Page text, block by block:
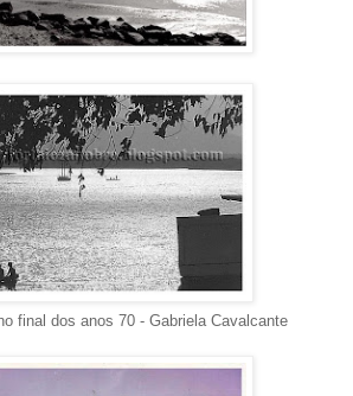
final dos anos 70 - Gabriela Cavalcante